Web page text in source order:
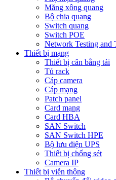
Măng xông quang
Bộ chia quang
Switch quang
Switch POE
Network Testing and
Thiết bị mạng
Thiết bị cân bằng tải
Tủ rack
Cáp camera
Cáp mạng
Patch panel
Card mạng
Card HBA
SAN Switch
SAN Switch HPE
Bộ lưu điện UPS
Thiết bị chống sét
Camera IP
Thiết bị viễn thông